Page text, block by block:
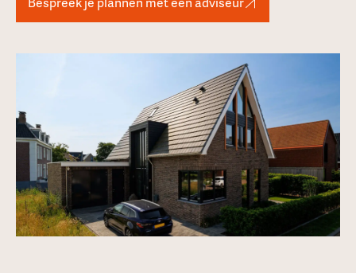
Bespreek je plannen met een adviseur